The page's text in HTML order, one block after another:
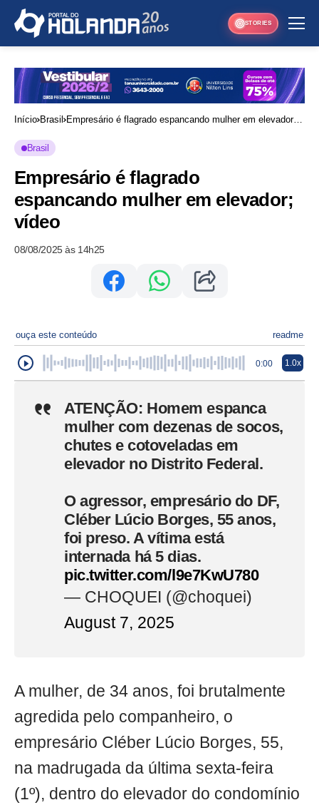
STORIES
Início Brasil
Empresário é flagrado espancando mulher em elevador;
Brasil
Empresário é flagrado
espancando mulher em elevador;
vídeo
08/08/2025 às 14h25
ouça este conteúdo readme
0:00 1.0x
ATENÇÃO: Homem espanca
mulher com dezenas de socos,
chutes e cotoveladas em
elevador no Distrito Federal.
O agressor, empresário do DF,
Cléber Lúcio Borges, 55 anos,
foi preso. A vítima está
internada há 5 dias.
pic.twitter.com/l9e7KwU780
— CHOQUEI (@choquei)
August 7, 2025
A mulher, de 34 anos, foi brutalmente
agredida pelo companheiro, o
empresário Cléber Lúcio Borges, 55,
na madrugada da última sexta-feira
(1º), dentro do elevador do condomínio